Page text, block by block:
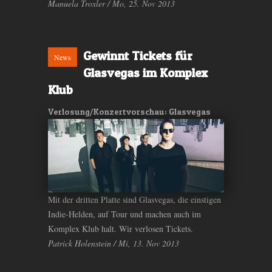
Manuela Troxler / Mo, 25. Nov 2013
News
Gewinnt Tickets für
Glasvegas im Komplex
Klub
Verlosung/Konzertvorschau: Glasvegas
Mit der dritten Platte sind Glasvegas, die einstigen
Indie-Helden, auf Tour und machen auch im
Komplex Klub halt. Wir verlosen Tickets.
Patrick Holenstein / Mi, 13. Nov 2013